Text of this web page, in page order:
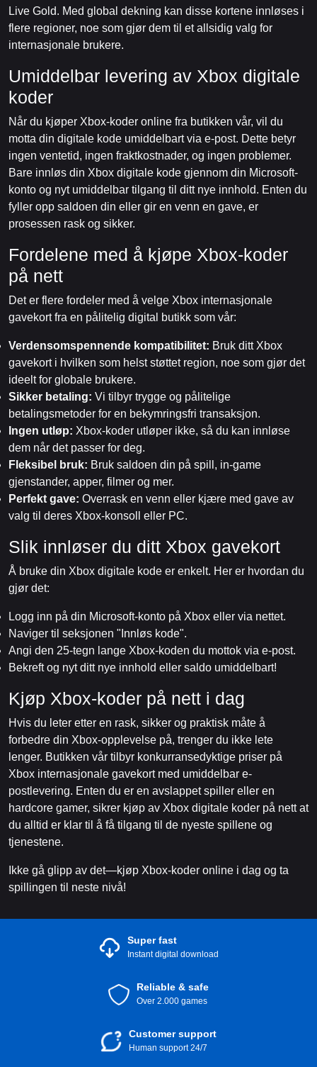
Live Gold. Med global dekning kan disse kortene innløses i
flere regioner, noe som gjør dem til et allsidig valg for
internasjonale brukere.
Umiddelbar levering av Xbox digitale
koder
Når du kjøper Xbox-koder online fra butikken vår, vil du
motta din digitale kode umiddelbart via e-post. Dette betyr
ingen ventetid, ingen fraktkostnader, og ingen problemer.
Bare innløs din Xbox digitale kode gjennom din Microsoft-
konto og nyt umiddelbar tilgang til ditt nye innhold. Enten du
fyller opp saldoen din eller gir en venn en gave, er
prosessen rask og sikker.
Fordelene med å kjøpe Xbox-koder
på nett
Det er flere fordeler med å velge Xbox internasjonale
gavekort fra en pålitelig digital butikk som vår:
Verdensomspennende kompatibilitet: Bruk ditt Xbox
gavekort i hvilken som helst støttet region, noe som gjør det
ideelt for globale brukere.
Sikker betaling: Vi tilbyr trygge og pålitelige
betalingsmetoder for en bekymringsfri transaksjon.
Ingen utløp: Xbox-koder utløper ikke, så du kan innløse
dem når det passer for deg.
Fleksibel bruk: Bruk saldoen din på spill, in-game
gjenstander, apper, filmer og mer.
Perfekt gave: Overrask en venn eller kjære med gave av
valg til deres Xbox-konsoll eller PC.
Slik innløser du ditt Xbox gavekort
Å bruke din Xbox digitale kode er enkelt. Her er hvordan du
gjør det:
Logg inn på din Microsoft-konto på Xbox eller via nettet.
Naviger til seksjonen "Innløs kode".
Angi den 25-tegn lange Xbox-koden du mottok via e-post.
Bekreft og nyt ditt nye innhold eller saldo umiddelbart!
Kjøp Xbox-koder på nett i dag
Hvis du leter etter en rask, sikker og praktisk måte å
forbedre din Xbox-opplevelse på, trenger du ikke lete
lenger. Butikken vår tilbyr konkurransedyktige priser på
Xbox internasjonale gavekort med umiddelbar e-
postlevering. Enten du er en avslappet spiller eller en
hardcore gamer, sikrer kjøp av Xbox digitale koder på nett at
du alltid er klar til å få tilgang til de nyeste spillene og
tjenestene.
Ikke gå glipp av det—kjøp Xbox-koder online i dag og ta
spillingen til neste nivå!
Super fast
Instant digital download
Reliable & safe
Over 2.000 games
Customer support
Human support 24/7